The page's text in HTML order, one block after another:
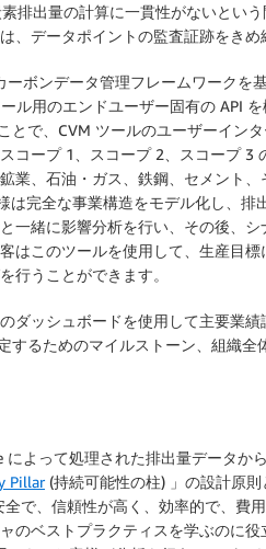
排出量の計算に一貫性がないとい
データポイントの監査証跡をきめ
ボンデータ管理フレームワークを
ル用のエンドユーザー固有の API
で、CVM ツールのユーザーイン
コープ 1、スコープ 2、スコープ 3
業、石油・ガス、鉄鋼、セメント
完全な事業構造をモデル化し、排
一緒に影響分析を行い、その後、
はこのツールを使用して、生産目
行うことができます。
ダッシュボードを使用して主要業績
するためのマイルストーン、組織全
よって処理された排出量データか
Pillar(持続可能性の柱) 」の設計原
で、信頼性が高く、効率的で、費
のベストプラクティスを学ぶのに